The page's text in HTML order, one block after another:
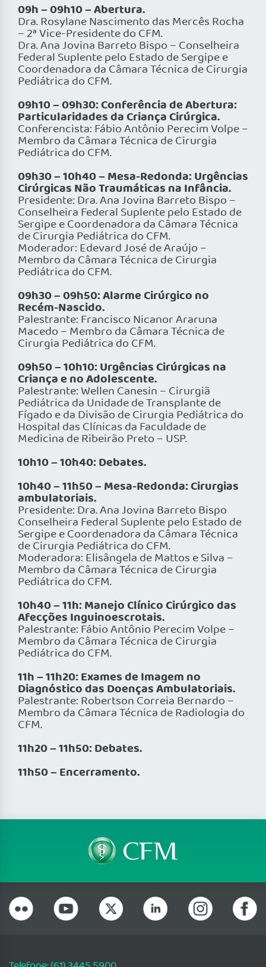
09h – 09h10 – Abertura.
Dra. Rosylane Nascimento das Mercês Rocha
– 2ª Vice-Presidente do CFM.
Dra. Ana Jovina Barreto Bispo – Conselheira
Federal Suplente pelo Estado de Sergipe e
Coordenadora da Câmara Técnica de Cirurgia
Pediátrica do CFM.
09h10 – 09h30: Conferência de Abertura:
Particularidades da Criança Cirúrgica.
Conferencista: Fábio Antônio Perecim Volpe –
Membro da Câmara Técnica de Cirurgia
Pediátrica do CFM.
09h30 – 10h40 – Mesa-Redonda: Urgências
Cirúrgicas Não Traumáticas na Infância.
Presidente: Dra. Ana Jovina Barreto Bispo –
Conselheira Federal Suplente pelo Estado de
Sergipe e Coordenadora da Câmara Técnica
de Cirurgia Pediátrica do CFM.
Moderador: Edevard José de Araújo –
Membro da Câmara Técnica de Cirurgia
Pediátrica do CFM.
09h30 – 09h50: Alarme Cirúrgico no
Recém-Nascido.
Palestrante: Francisco Nicanor Araruna
Macedo – Membro da Câmara Técnica de
Cirurgia Pediátrica do CFM.
09h50 – 10h10: Urgências Cirúrgicas na
Criança e no Adolescente.
Palestrante: Wellen Canesin – Cirurgiã
Pediátrica da Unidade de Transplante de
Fígado e da Divisão de Cirurgia Pediátrica do
Hospital das Clínicas da Faculdade de
Medicina de Ribeirão Preto – USP.
10h10 – 10h40: Debates.
10h40 – 11h50 – Mesa-Redonda: Cirurgias
ambulatoriais.
Presidente: Dra. Ana Jovina Barreto Bispo
Conselheira Federal Suplente pelo Estado de
Sergipe e Coordenadora da Câmara Técnica
de Cirurgia Pediátrica do CFM.
Moderadora: Elisângela de Mattos e Silva –
Membro da Câmara Técnica de Cirurgia
Pediátrica do CFM.
10h40 – 11h: Manejo Clínico Cirúrgico das
Afecções Inguinoescrotais.
Palestrante: Fábio Antônio Perecim Volpe –
Membro da Câmara Técnica de Cirurgia
Pediátrica do CFM.
11h – 11h20: Exames de Imagem no
Diagnóstico das Doenças Ambulatoriais.
Palestrante: Robertson Correia Bernardo –
Membro da Câmara Técnica de Radiologia do
CFM.
11h20 – 11h50: Debates.
11h50 – Encerramento.